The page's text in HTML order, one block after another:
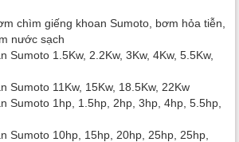
chìm giếng khoan Sumoto, bơm hỏa tiễn,
nước sạch
Sumoto 1.5Kw, 2.2Kw, 3Kw, 4Kw, 5.5Kw,
Sumoto 11Kw, 15Kw, 18.5Kw, 22Kw
Sumoto 1hp, 1.5hp, 2hp, 3hp, 4hp, 5.5hp,
Sumoto 10hp, 15hp, 20hp, 25hp, 25hp,